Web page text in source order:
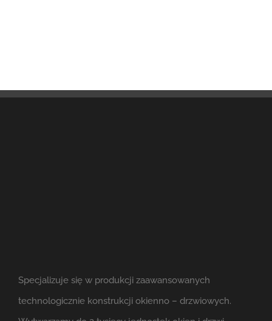
Specjalizuje się w produkcji zaawansowanych
technologicznie konstrukcji okienno – drzwiowych.